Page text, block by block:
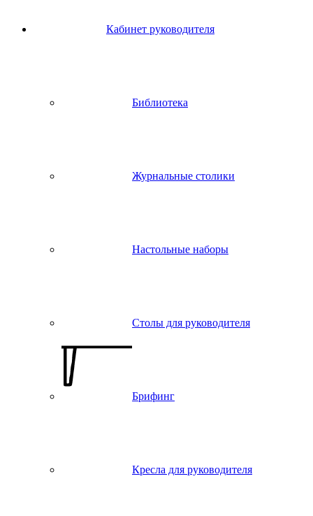
Кабинет руководителя
Библиотека
Журнальные столики
Настольные наборы
Столы для руководителя
Брифинг
Кресла для руководителя